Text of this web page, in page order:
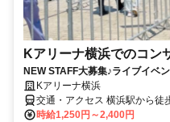
Kアリーナ横浜でのコン
NEW STAFF大募集♪ライブイベ
Kアリーナ横浜
交通・アクセス 横浜駅から徒
時給1,250円～2,400円